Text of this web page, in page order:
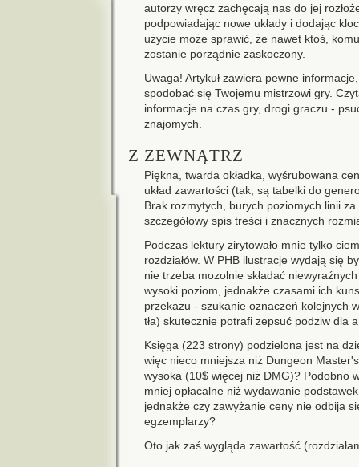
autorzy wręcz zachęcają nas do jej
podpowiadając nowe układy i dodając
użycie może sprawić, że nawet ktoś,
zostanie porządnie zaskoczony.
Uwaga! Artykuł zawiera pewne
spodobać się Twojemu mistrzowi gry.
informacje na czas gry, drogi graczu -
znajomych.
Z ZEWNĄTRZ
Piękna, twarda okładka, wyśrubowana
układ zawartości (tak, są tabelki do
Brak rozmytych, burych poziomych linii
szczegółowy spis treści i znacznych
Podczas lektury zirytowało mnie tylko
rozdziałów. W PHB ilustracje wydają się
nie trzeba mozolnie składać
wysoki poziom, jednakże czasami ich
przekazu - szukanie oznaczeń kolejnych
tła) skutecznie potrafi zepsuć podziw dla
Księga (223 strony) podzielona jest na
więc nieco mniejsza niż Dungeon
wysoka (10$ więcej niż DMG)? Podobno
mniej opłacalne niż wydawanie
jednakże czy zawyżanie ceny nie odbija
egzemplarzy?
Oto jak zaś wygląda zawartość